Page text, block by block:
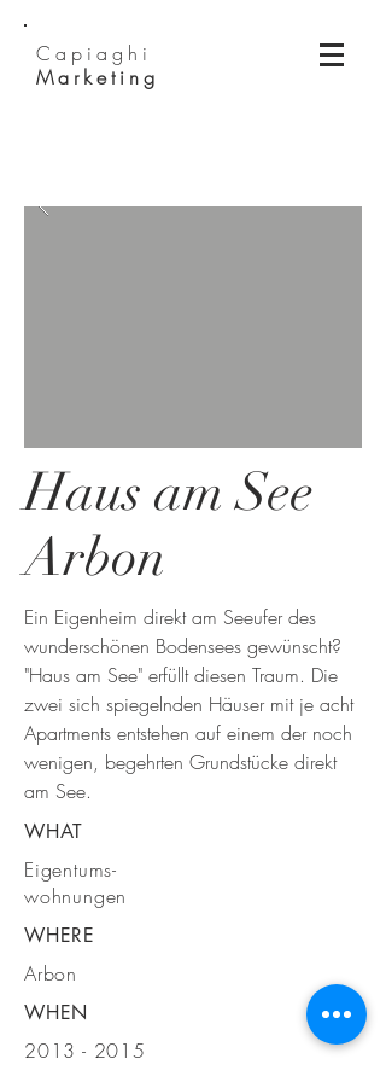
Capiaghi
Marketing
Haus am See
Arbon
Ein Eigenheim direkt am Seeufer des
wunderschönen Bodensees gewünscht?
"Haus am See" erfüllt diesen Traum. Die
zwei sich spiegelnden Häuser mit je acht
Apartments entstehen auf einem der noch
wenigen, begehrten Grundstücke direkt
am See.
WHAT
Eigentums-
wohnungen
WHERE
Arbon
WHEN
2013 - 2015